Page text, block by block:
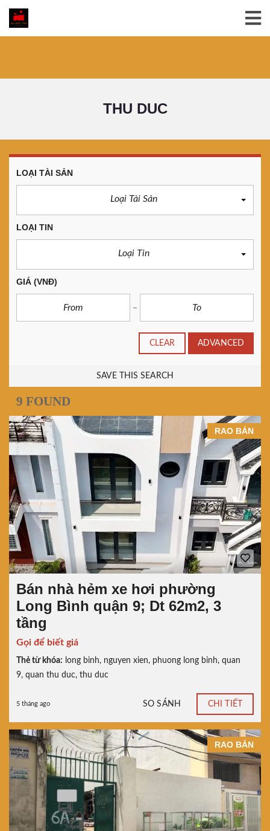
THU DUC
LOẠI TÀI SẢN
Loại Tài Sản
LOẠI TIN
Loại Tin
GIÁ (VNĐ)
CLEAR ADVANCED
SAVE THIS SEARCH
9 FOUND
RAO BÁN
Bán nhà hẻm xe hơi phường
Long Bình quận 9; Dt 62m2, 3
tầng
Gọi để biết giá
Thẻ từ khóa: long binh, nguyen xien, phuong long binh, quan
9, quan thu duc, thu duc
5 tháng ago SO SÁNH CHI TIẾT
RAO BÁN